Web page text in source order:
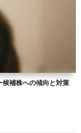
補株への傾向と対策